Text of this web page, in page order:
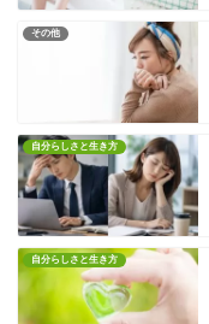
その他
自分らしさと生き方
自分らしさと生き方